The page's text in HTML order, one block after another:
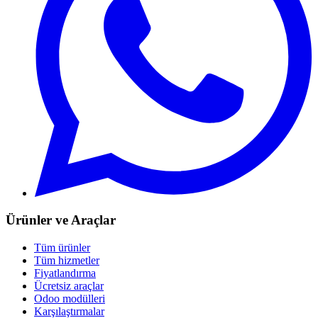
Ürünler ve Araçlar
Tüm ürünler
Tüm hizmetler
Fiyatlandırma
Ücretsiz araçlar
Odoo modülleri
Karşılaştırmalar